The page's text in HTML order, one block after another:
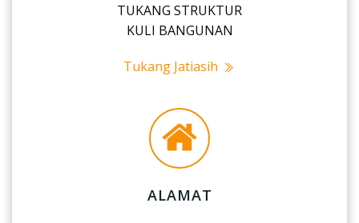
TUKANG STRUKTUR
KULI BANGUNAN
Tukang Jatiasih
ALAMAT